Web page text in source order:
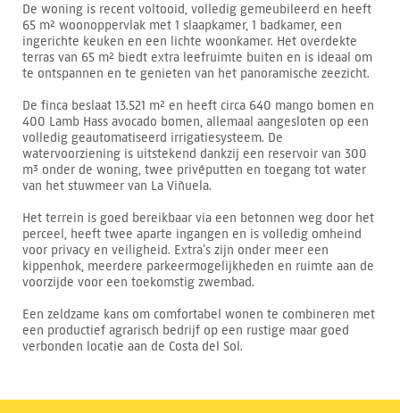
De woning is recent voltooid, volledig gemeubileerd en heeft
65 m² woonoppervlak met 1 slaapkamer, 1 badkamer, een
ingerichte keuken en een lichte woonkamer. Het overdekte
terras van 65 m² biedt extra leefruimte buiten en is ideaal om
te ontspannen en te genieten van het panoramische zeezicht.
De finca beslaat 13.521 m² en heeft circa 640 mango bomen en
400 Lamb Hass avocado bomen, allemaal aangesloten op een
volledig geautomatiseerd irrigatiesysteem. De
watervoorziening is uitstekend dankzij een reservoir van 300
m³ onder de woning, twee privéputten en toegang tot water
van het stuwmeer van La Viñuela.
Het terrein is goed bereikbaar via een betonnen weg door het
perceel, heeft twee aparte ingangen en is volledig omheind
voor privacy en veiligheid. Extra’s zijn onder meer een
kippenhok, meerdere parkeermogelijkheden en ruimte aan de
voorzijde voor een toekomstig zwembad.
Een zeldzame kans om comfortabel wonen te combineren met
een productief agrarisch bedrijf op een rustige maar goed
verbonden locatie aan de Costa del Sol.